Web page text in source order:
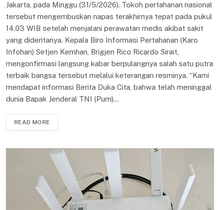
Jakarta, pada Minggu (31/5/2026). Tokoh pertahanan nasional
tersebut mengembuskan napas terakhirnya tepat pada pukul
14.03 WIB setelah menjalani perawatan medis akibat sakit
yang dideritanya. Kepala Biro Informasi Pertahanan (Karo
Infohan) Setjen Kemhan, Brigjen Rico Ricardo Sirait,
mengonfirmasi langsung kabar berpulangnya salah satu putra
terbaik bangsa tersebut melalui keterangan resminya. “Kami
mendapat informasi Berita Duka Cita, bahwa telah meninggal
dunia Bapak Jenderal TNI (Purn)…
READ MORE